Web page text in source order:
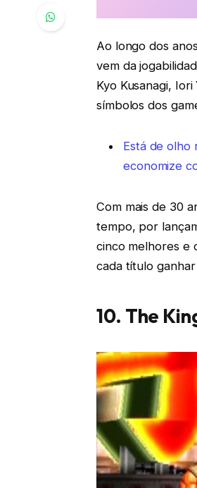
Ao longo dos
vem da
Kyo Kusanagi,
símbolos dos
Está de olho
economize
Com mais de 30
tempo, por
cinco melhores e
cada título
10. The